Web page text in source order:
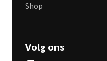
Shop
Volg ons